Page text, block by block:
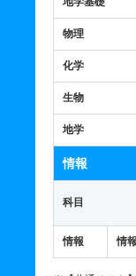
物理
化学
生物
地学
情報
科目
情報 情